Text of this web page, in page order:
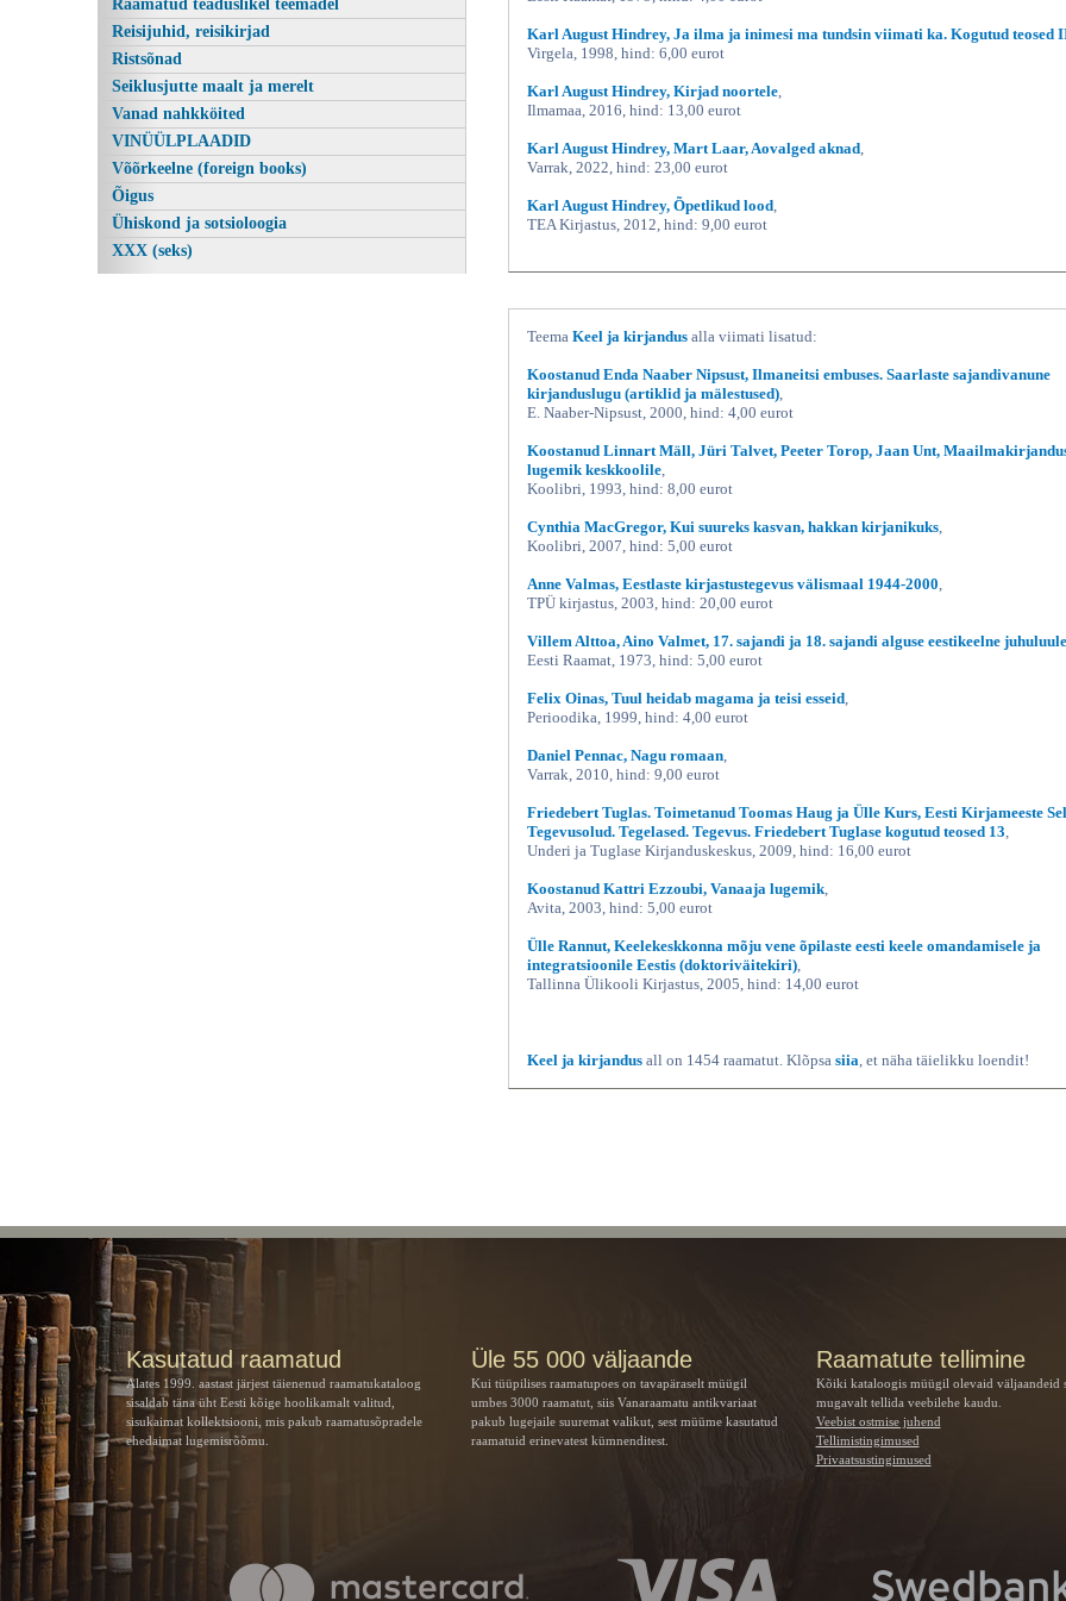
Raamatud teaduslikel teemadel
Reisijuhid, reisikirjad
Ristsõnad
Seiklusjutte maalt ja merelt
Vanad nahkköited
VINÜÜLPLAADID
Võõrkeelne (foreign books)
Õigus
Ühiskond ja sotsioloogia
XXX (seks)
Karl August Hindrey, Ja ilma ja inimesi ma tundsin viimati ka. Kogutud teosed
Virgela, 1998, hind: 6,00 eurot
Karl August Hindrey, Kirjad noortele
Ilmamaa, 2016, hind: 13,00 eurot
Karl August Hindrey, Mart Laar, Aovalged aknad
Varrak, 2022, hind: 23,00 eurot
Karl August Hindrey, Õpetlikud lood
TEA Kirjastus, 2012, hind: 9,00 eurot
Teema Keel ja kirjandus alla viimati lisatud:
Koostanud Enda Naaber Nipsust, Ilmaneitsi embuses. Saarlaste sajandivanune
kirjanduslugu (artiklid ja mälestused)
E. Naaber-Nipsust, 2000, hind: 4,00 eurot
Koostanud Linnart Mäll, Jüri Talvet, Peeter Torop, Jaan Unt,
lugemik keskkoolile
Koolibri, 1993, hind: 8,00 eurot
Cynthia MacGregor, Kui suureks kasvan, hakkan kirjanikuks
Koolibri, 2007, hind: 5,00 eurot
Anne Valmas, Eestlaste kirjastustegevus välismaal 1944-2000
TPÜ kirjastus, 2003, hind: 20,00 eurot
Villem Alttoa, Aino Valmet, 17. sajandi ja 18. sajandi alguse eestikeelne juhuluule
Eesti Raamat, 1973, hind: 5,00 eurot
Felix Oinas, Tuul heidab magama ja teisi esseid
Perioodika, 1999, hind: 4,00 eurot
Daniel Pennac, Nagu romaan
Varrak, 2010, hind: 9,00 eurot
Friedebert Tuglas. Toimetanud Toomas Haug ja Ülle Kurs, Eesti Kirjameeste
Tegevusolud. Tegelased. Tegevus. Friedebert Tuglase kogutud teosed 13
Underi ja Tuglase Kirjanduskeskus, 2009, hind: 16,00 eurot
Koostanud Kattri Ezzoubi, Vanaaja lugemik
Avita, 2003, hind: 5,00 eurot
Ülle Rannut, Keelekeskkonna mõju vene õpilaste eesti keele omandamisele ja
integratsioonile Eestis (doktoriväitekiri)
Tallinna Ülikooli Kirjastus, 2005, hind: 14,00 eurot
Keel ja kirjandus all on 1454 raamatut. Klõpsa siia , et näha täielikku loendit!
Kasutatud raamatud
Alates 1999. aastast järjest täienenud raamatukataloog
sisaldab täna üht Eesti kõige hoolikamalt valitud,
sisukaimat kollektsiooni, mis pakub raamatusõpradele
ehedaimat lugemisrõõmu.
Üle 55 000 väljaande
Kui tüüpilises raamatupoes on tavapäraselt müügil
umbes 3000 raamatut, siis Vanaraamatu antikvariaat
pakub lugejaile suuremat valikut, sest müüme kasutatud
raamatuid erinevatest kümnenditest.
Raamatute tellimine
Kõiki kataloogis müügil olevaid väljaandeid
mugavalt tellida veebilehe kaudu.
Veebist ostmise juhend
Tellimistingimused
Privaatsustingimused